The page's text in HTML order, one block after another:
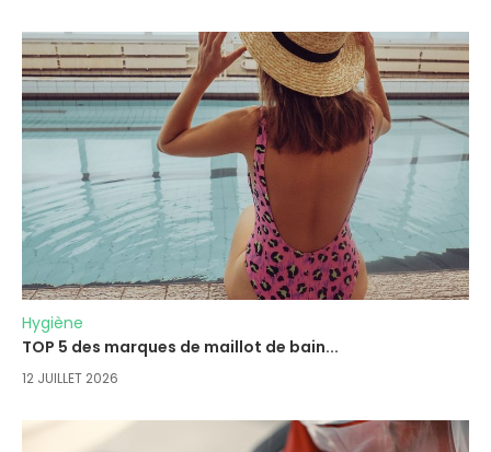
Hygiène
TOP 5 des marques de maillot de bain...
12 JUILLET 2026